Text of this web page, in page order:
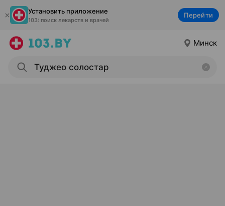
Установить приложение
103: поиск лекарств и врачей
Перейти
Минск